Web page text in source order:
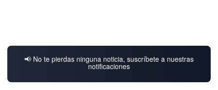
📢 No te pierdas ninguna noticia, suscríbete a nuestras
notificaciones